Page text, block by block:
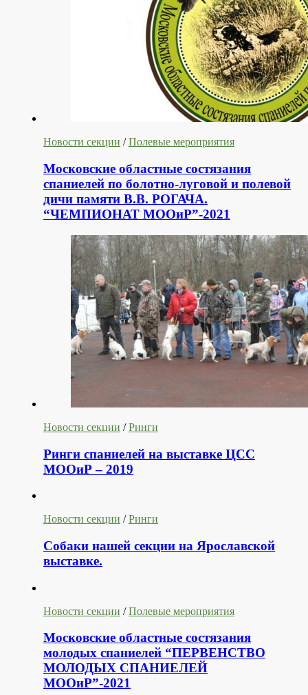
Новости секции /Полевые мероприятия
Московские областные состязания
спаниелей по болотно-луговой и полевой
дичи памяти В.В. РОГАЧА.
“ЧЕМПИОНАТ МООиР”-2021
Новости секции /Ринги
Ринги спаниелей на выставке ЦСС
МООиР – 2019
Новости секции /Ринги
Собаки нашей секции на Ярославской
выставке.
Новости секции /Полевые мероприятия
Московские областные состязания
молодых спаниелей “ПЕРВЕНСТВО
МОЛОДЫХ СПАНИЕЛЕЙ
МООиР”-2021